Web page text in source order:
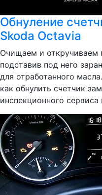
Обнуление
Skoda Octavia
Очищаем и откручиваем
подставив под него
для отработанного
как обнулить счетчик
инспекционного сервиса